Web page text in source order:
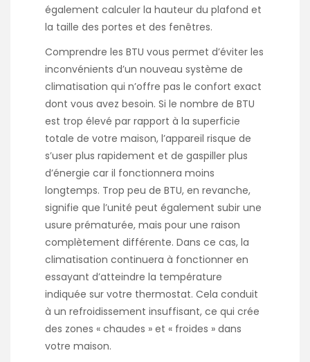
également calculer la hauteur du plafond et
la taille des portes et des fenêtres.
Comprendre les BTU vous permet d’éviter les
inconvénients d’un nouveau système de
climatisation qui n’offre pas le confort exact
dont vous avez besoin. Si le nombre de BTU
est trop élevé par rapport à la superficie
totale de votre maison, l’appareil risque de
s’user plus rapidement et de gaspiller plus
d’énergie car il fonctionnera moins
longtemps. Trop peu de BTU, en revanche,
signifie que l’unité peut également subir une
usure prématurée, mais pour une raison
complètement différente. Dans ce cas, la
climatisation continuera à fonctionner en
essayant d’atteindre la température
indiquée sur votre thermostat. Cela conduit
à un refroidissement insuffisant, ce qui crée
des zones « chaudes » et « froides » dans
votre maison.